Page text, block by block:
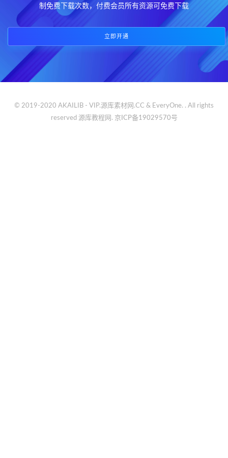
制免费下载次数，付费会员所有资源可免费下载
立即开通
© 2019-2020 AKAILIB - VIP.源库素材网.CC & EveryOne. . All rights
reserved 源库教程网. 京ICP备19029570号